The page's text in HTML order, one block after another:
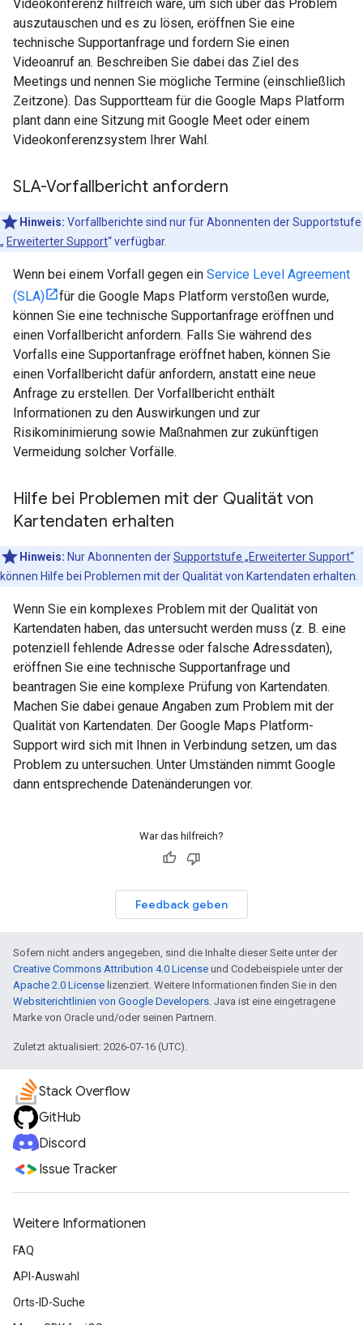
Videokonferenz hilfreich wäre, um sich über das Problem
auszutauschen und es zu lösen, eröffnen Sie eine
technische Supportanfrage und fordern Sie einen
Videoanruf an. Beschreiben Sie dabei das Ziel des
Meetings und nennen Sie mögliche Termine (einschließlich
Zeitzone). Das Supportteam für die Google Maps Platform
plant dann eine Sitzung mit Google Meet oder einem
Videokonferenzsystem Ihrer Wahl.
SLA-Vorfallbericht anfordern
Hinweis: Vorfallberichte sind nur für Abonnenten der Supportstufe
„ Erweiterter Support“ verfügbar.
Wenn bei einem Vorfall gegen ein Service Level Agreement
(SLA)
für die Google Maps Platform verstoßen wurde,
können Sie eine technische Supportanfrage eröffnen und
einen Vorfallbericht anfordern. Falls Sie während des
Vorfalls eine Supportanfrage eröffnet haben, können Sie
einen Vorfallbericht dafür anfordern, anstatt eine neue
Anfrage zu erstellen. Der Vorfallbericht enthält
Informationen zu den Auswirkungen und zur
Risikominimierung sowie Maßnahmen zur zukünftigen
Vermeidung solcher Vorfälle.
Hilfe bei Problemen mit der Qualität von
Kartendaten erhalten
Hinweis: Nur Abonnenten derSupportstufe „Erweiterter Support“
können Hilfe bei Problemen mit der Qualität von Kartendaten erhalten.
Wenn Sie ein komplexes Problem mit der Qualität von
Kartendaten haben, das untersucht werden muss (z. B. eine
potenziell fehlende Adresse oder falsche Adressdaten),
eröffnen Sie eine technische Supportanfrage und
beantragen Sie eine komplexe Prüfung von Kartendaten.
Machen Sie dabei genaue Angaben zum Problem mit der
Qualität von Kartendaten. Der Google Maps Platform-
Support wird sich mit Ihnen in Verbindung setzen, um das
Problem zu untersuchen. Unter Umständen nimmt Google
dann entsprechende Datenänderungen vor.
War das hilfreich?
Feedback geben
Sofern nicht anders angegeben, sind die Inhalte dieser Seite unter der
Creative Commons Attribution 4.0 License und Codebeispiele unter der
Apache 2.0 License lizenziert. Weitere Informationen finden Sie in den
Websiterichtlinien von Google Developers . Java ist eine eingetragene
Marke von Oracle und/oder seinen Partnern.
Zuletzt aktualisiert: 2026-07-16 (UTC).
Stack Overflow
GitHub
Discord
Issue Tracker
Weitere Informationen
FAQ
API-Auswahl
Orts-ID-Suche